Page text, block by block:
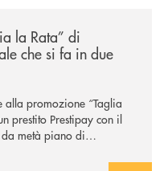
la Rata” di
che si fa in due
promozione “Taglia
prestito Prestipay con il
metà piano di